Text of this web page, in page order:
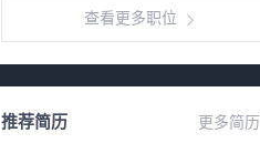
查看更多职位
更多简历
推荐简历